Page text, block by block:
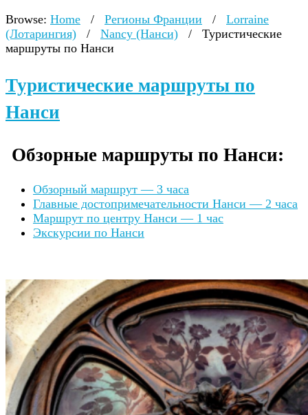
Browse: Home / Регионы Франции /
Lorraine
(Лотарингия)
/ Nancy (Нанси) /
Туристические
маршруты по Нанси
Туристические маршруты по
Нанси
Обзорные маршруты по Нанси:
Обзорный маршрут — 3 часа
Главные достопримечательности Нанси — 2 часа
Маршрут по центру Нанси — 1 час
Экскурсии по Нанси